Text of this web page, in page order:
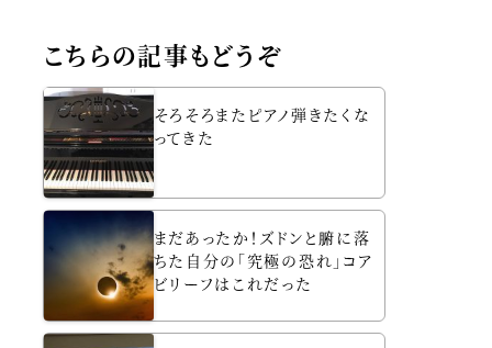
こちらの記事もどうぞ
そろそろまたピアノ弾きたくな
ってきた
まだあったか！ズドンと腑に落
ちた自分の「究極の恐れ」コア
ビリーフはこれだった